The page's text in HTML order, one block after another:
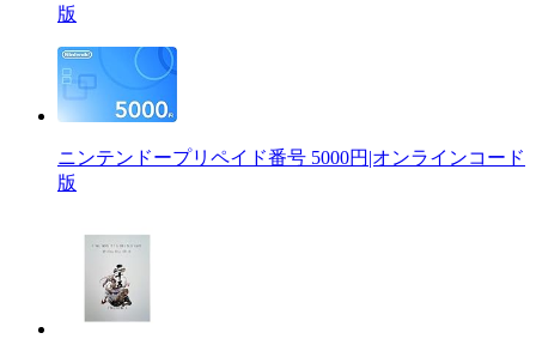
版
ニンテンドープリペイド番号 5000円|オンラインコード
版